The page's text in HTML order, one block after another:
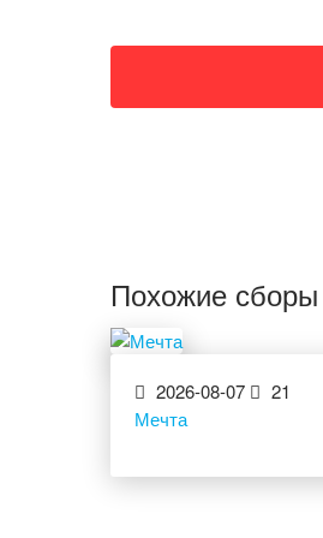
Похожие сборы
2026-08-07
21
Мечта